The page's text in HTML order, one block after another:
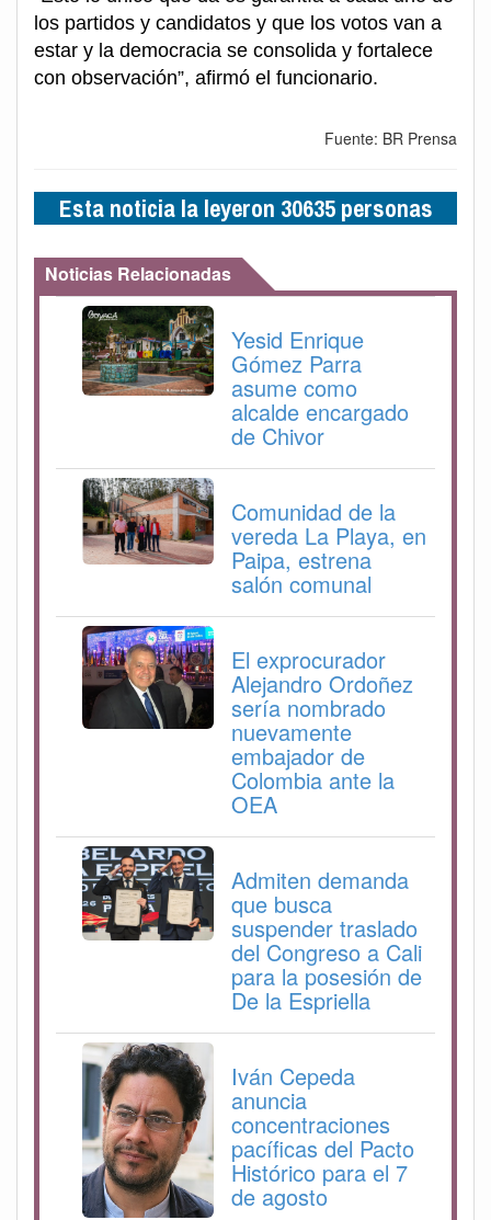
los partidos y candidatos y que los votos van a
estar y la democracia se consolida y fortalece
con observación”, afirmó el funcionario.
Fuente: BR Prensa
Esta noticia la leyeron 30635 personas
Noticias Relacionadas
Yesid Enrique
Gómez Parra
asume como
alcalde encargado
de Chivor
Comunidad de la
vereda La Playa, en
Paipa, estrena
salón comunal
El exprocurador
Alejandro Ordoñez
sería nombrado
nuevamente
embajador de
Colombia ante la
OEA
Admiten demanda
que busca
suspender traslado
del Congreso a Cali
para la posesión de
De la Espriella
Iván Cepeda
anuncia
concentraciones
pacíficas del Pacto
Histórico para el 7
de agosto